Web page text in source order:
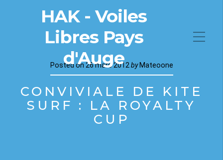
HAK - Voiles
Libres Pays
d'Auge
Posted on 26 mars 2012 byMateoone
CONVIVIALE DE KITE
SURF : LA ROYALTY
CUP